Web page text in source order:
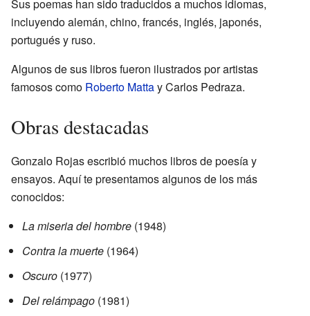
Sus poemas han sido traducidos a muchos idiomas,
incluyendo alemán, chino, francés, inglés, japonés,
portugués y ruso.
Algunos de sus libros fueron ilustrados por artistas
famosos como Roberto Mattay Carlos Pedraza.
Obras destacadas
Gonzalo Rojas escribió muchos libros de poesía y
ensayos. Aquí te presentamos algunos de los más
conocidos:
La miseria del hombre (1948)
Contra la muerte (1964)
Oscuro (1977)
Del relámpago (1981)